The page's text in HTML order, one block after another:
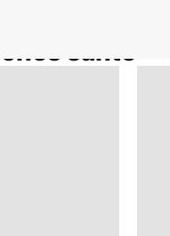
santé